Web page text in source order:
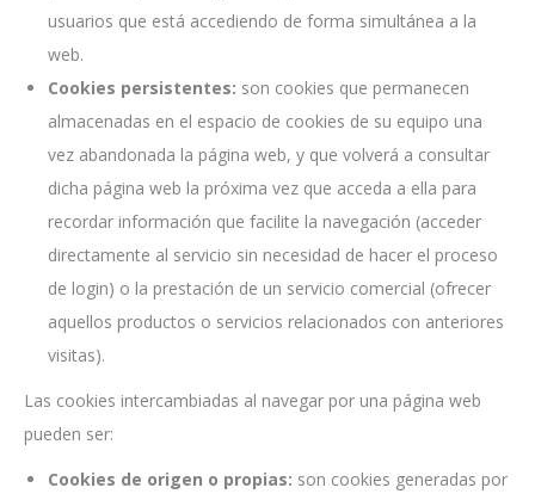
usuarios que está accediendo de forma simultánea a la
web.
Cookies persistentes: son cookies que permanecen
almacenadas en el espacio de cookies de su equipo una
vez abandonada la página web, y que volverá a consultar
dicha página web la próxima vez que acceda a ella para
recordar información que facilite la navegación (acceder
directamente al servicio sin necesidad de hacer el proceso
de login) o la prestación de un servicio comercial (ofrecer
aquellos productos o servicios relacionados con anteriores
visitas).
Las cookies intercambiadas al navegar por una página web
pueden ser:
Cookies de origen o propias: son cookies generadas por